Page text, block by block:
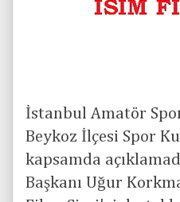
İstanbul Amatör
Beykoz İlçesi Spor
kapsamda
Başkanı Uğur